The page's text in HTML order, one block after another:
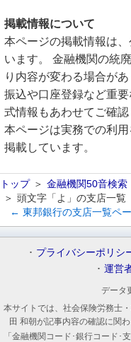
掲載情報について
本ページの掲載情報は
います。 金融機関の統
り内容が変わる場合があ
振込や口座登録など重
式情報もあわせてご確認
本ページは実務での利
掲載しています。
トップ 金融機関50音検索
頭文字「よ」の支店一覧
← 東邦銀行の支店一覧ペ
プライバシーポリシ
運営
データ
本サイトでは、社会保険労務士
田 和朝が記事内容の確認に関わ
「金融機関コード･銀行コード･